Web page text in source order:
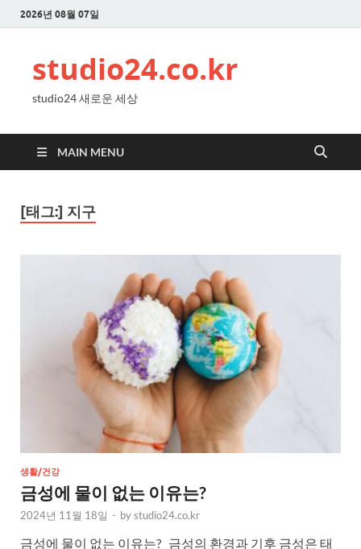
2026년 08월 07일
studio24.co.kr
studio24 새로운 세상
MAIN MENU
[태그:] 지구
생활/건강
금성에 물이 없는 이유는?
2024년 11월 18일 - bystudio24.co.kr
금성에 물이 없는 이유는? 금성의 환경과 기후 금성은 태